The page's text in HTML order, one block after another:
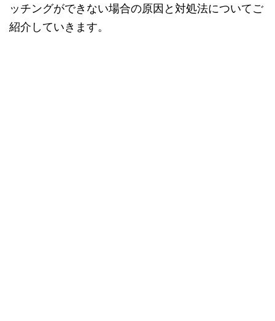
ッチングができない場合の原因と対処法についてご
紹介していきます。